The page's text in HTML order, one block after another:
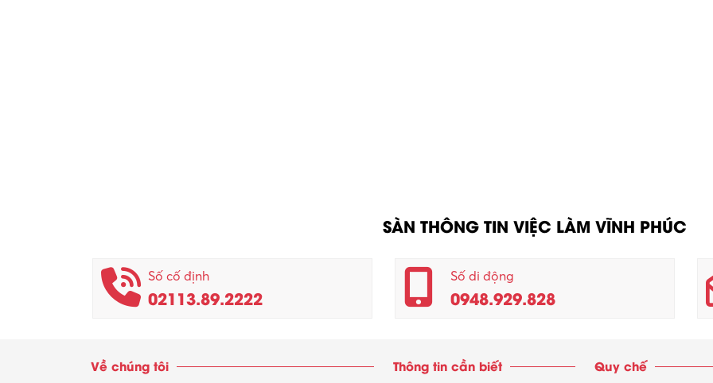
SÀN THÔNG TIN VIỆC LÀM VĨNH PHÚC
Số cố định
02113.89.2222
Số di động
0948.929.828
Về chúng tôi Thông tin cần biết Quy chế